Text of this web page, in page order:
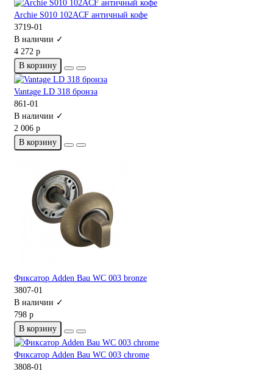
Archie S010 102ACF античный кофе
3719-01
В наличии ✓
4 272 р
В корзину
Vantage LD 318 бронза
861-01
В наличии ✓
2 006 р
В корзину
Фиксатор Adden Bau WC 003 bronze
3807-01
В наличии ✓
798 р
В корзину
Фиксатор Adden Bau WC 003 chrome
3808-01